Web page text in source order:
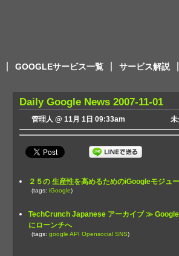
GOOGLEサービス一覧 サービス解説
Daily Google News 2007-11-01
管理人 @ 11月 1日 09:33am
２５の 生産性を高めるためのiGoogleモジュ
(tags: iGoogle)
TechCrunch Japanese アーカイブ ≫
にローンチへ
(tags: google API Opensocial SNS)